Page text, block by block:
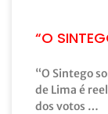
“O
“O Sintego
de Lima é
dos votos …